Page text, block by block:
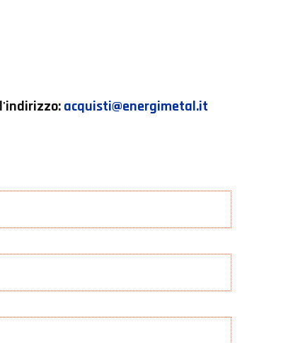
acquisti@energimetal.it